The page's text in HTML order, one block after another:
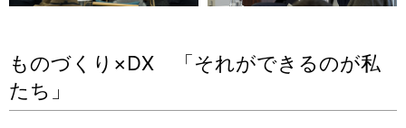
ものづくり×DX 「それができるのが私
たち」